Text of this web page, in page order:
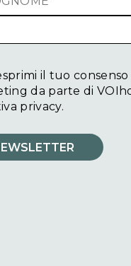
raffinata
conviviale
Dal
sotto il
Scopri il